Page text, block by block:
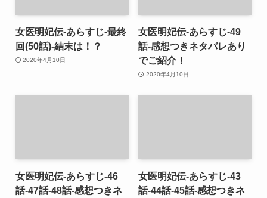
女医明妃伝-あらすじ-最終
回(50話)-結末は！？
2020年4月10日
女医明妃伝-あらすじ-49
話-感想つきネタバレあり
でご紹介！
2020年4月10日
女医明妃伝-あらすじ-46
話-47話-48話-感想つきネ
女医明妃伝-あらすじ-43
話-44話-45話-感想つきネ